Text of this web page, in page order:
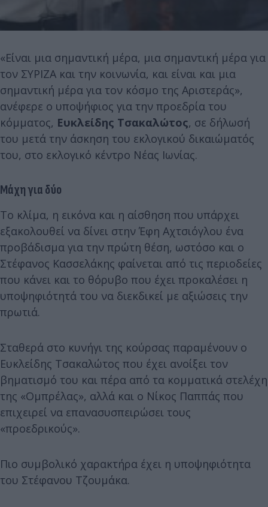
«Είναι μια σημαντική μέρα, μια σημαντική μέρα για
τον ΣΥΡΙΖΑ και την κοινωνία, και είναι και μια
σημαντική μέρα για τον κόσμο της Αριστεράς»,
ανέφερε ο υποψήφιος για την προεδρία του
κόμματος, Ευκλείδης Τσακαλώτος, σε δήλωσή
του μετά την άσκηση του εκλογικού δικαιώματός
του, στο εκλογικό κέντρο Νέας Ιωνίας.
Μάχη για δύο
Το κλίμα, η εικόνα και η αίσθηση που υπάρχει
εξακολουθεί να δίνει στην Έφη Αχτσιόγλου ένα
προβάδισμα για την πρώτη θέση, ωστόσο και ο
Στέφανος Κασσελάκης φαίνεται από τις περιοδείες
που κάνει και το θόρυβο που έχει προκαλέσει η
υποψηφιότητά του να διεκδικεί με αξιώσεις την
πρωτιά.
Σταθερά στο κυνήγι της κούρσας παραμένουν ο
Ευκλείδης Τσακαλώτος που έχει ανοίξει τον
βηματισμό του και πέρα από τα κομματικά στελέχη
της «Ομπρέλας», αλλά και ο Νίκος Παππάς που
επιχειρεί να επανασυσπειρώσει τους
«προεδρικούς».
Πιο συμβολικό χαρακτήρα έχει η υποψηφιότητα
του Στέφανου Τζουμάκα.